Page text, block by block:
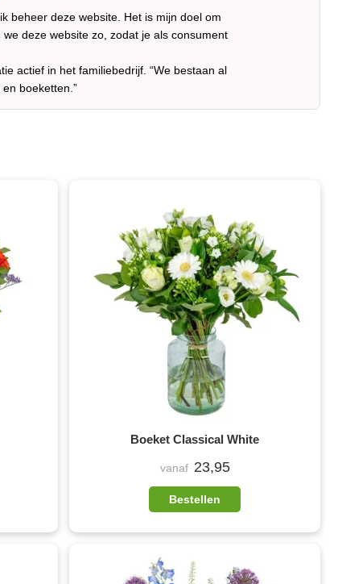
beheer deze website. Het is mijn doel om
deze website zo, zodat je als consument
actief in het familiebedrijf. “We bestaan al
boeketten.”
Boeket Classical White
vanaf 23,95
Bestellen